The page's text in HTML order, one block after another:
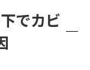
でカビ